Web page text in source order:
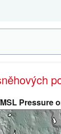
Pressure